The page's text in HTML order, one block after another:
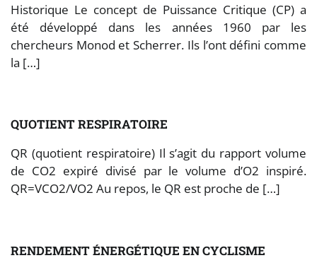
Historique Le concept de Puissance Critique (CP) a
été développé dans les années 1960 par les
chercheurs Monod et Scherrer. Ils l’ont défini comme
la […]
QUOTIENT RESPIRATOIRE
QR (quotient respiratoire) Il s’agit du rapport volume
de CO2 expiré divisé par le volume d’O2 inspiré.
QR=VCO2/VO2 Au repos, le QR est proche de […]
RENDEMENT ÉNERGÉTIQUE EN CYCLISME